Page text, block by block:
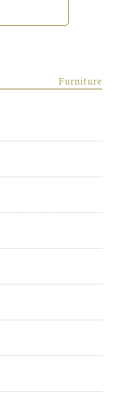
Furniture